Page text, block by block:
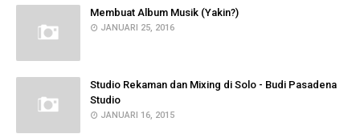
Membuat Album Musik (Yakin?)
JANUARI 25, 2016
Studio Rekaman dan Mixing di Solo - Budi Pasadena
Studio
JANUARI 16, 2015